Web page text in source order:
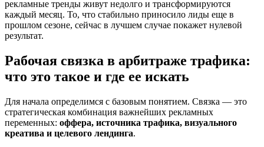
рекламные тренды живут недолго и трансформируются
каждый месяц. То, что стабильно приносило лиды еще в
прошлом сезоне, сейчас в лучшем случае покажет нулевой
результат.
Рабочая связка в арбитраже трафика:
что это такое и где ее искать
Для начала определимся с базовым понятием. Связка — это
стратегическая комбинация важнейших рекламных
переменных: оффера, источника трафика, визуального
креатива и целевого лендинга.